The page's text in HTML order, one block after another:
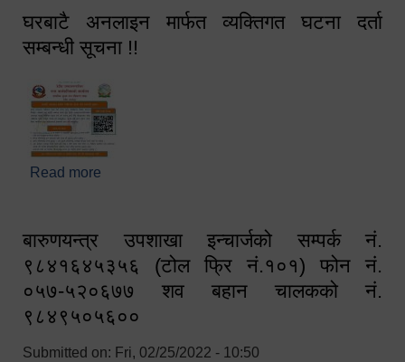
घरबाटै अनलाइन मार्फत व्यक्तिगत घटना दर्ता
सम्बन्धी सूचना !!
Read more
बारुणयन्त्र उपशाखा इन्चार्जको सम्पर्क नं.
९८४१६४५३५६ (टोल फ्रि नं.१०१) फोन नं.
०५७-५२०६७७ शव बहान चालकको नं.
९८४९५०५६००
Submitted on: Fri, 02/25/2022 - 10:50